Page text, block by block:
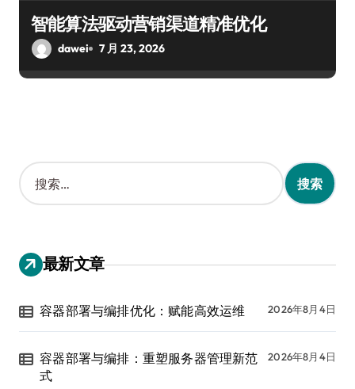
智能算法驱动营销渠道精准优化
dawei 7 月 23, 2026
搜
索
：
最新文章
容器部署与编排优化：赋能高效运维 2026年8月4日
容器部署与编排：重塑服务器管理新范
式
2026年8月4日